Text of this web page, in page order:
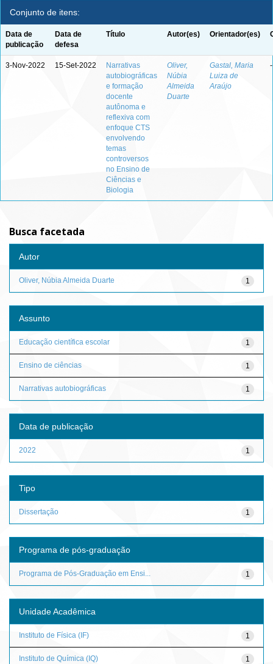
Conjunto de itens:
Data de
publicação
Data de
defesa
Título Autor(es) Orientador(es)
3-Nov-2022 15-Set-2022
Narrativas
autobiográficas
e formação
docente
autônoma e
reflexiva com
enfoque CTS
envolvendo
temas
controversos
no Ensino de
Ciências e
Biologia
Oliver,
Núbia
Almeida
Duarte
Gastal, Maria
Luiza de
Araújo
-
Busca facetada
Autor
1
Oliver, Núbia Almeida Duarte
Assunto
1
Educação científica escolar
1
Ensino de ciências
1
Narrativas autobiográficas
Data de publicação
1
2022
Tipo
1
Dissertação
Programa de pós-graduação
1
Programa de Pós-Graduação em Ensi...
Unidade Acadêmica
1
Instituto de Física (IF)
1
Instituto de Química (IQ)